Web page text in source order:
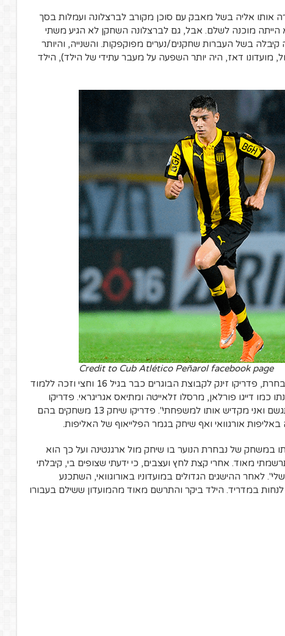
אותו אליה בשל מאבק עם סוכן מקורב לברצלונה ועמלות בסך
הייתה מוכנה לשלם. אבל, גם לברצלונה השחקן לא הגיע משתי
קיבלה בשל העברות שחקנים/נערים מפוקפקות. והשנייה, והיותר
מועדונו דאז, היה יותר השפעה על מעבר עתידי של הילד), הילד
Credit to Cub Atlético Peñarol facebook page
בעקבות הטורניר המוצלח עם הנבחרת, פדריקו זינק לקבוצת הבוגרים כבר בגיל 16 וחצי וזכה ללמוד
כמו דייגו פורלאן, מרסלו זלאייטה ומתיאס אגריגראי. פדריקו
הנרגש אמר "זה חלום גדול שמתגשם ואני מקדיש אותו למשפחתי". פדריקו שיחק 13 משחקים בהם
במשחק של נבחרת הנוער בו שיחק מול ארגנטינה ועל כך הוא
מאוד. אחרי קצת לחץ ועצבים, כי ידעתי שצופים בי, קיבלתי
לאחר ההישגים הגדולים במועדוניו באורוגוואי, השתכנע
לנחות במדריד. הילד ביקר והתרשם מאוד מהמועדון ששילם בעבורו